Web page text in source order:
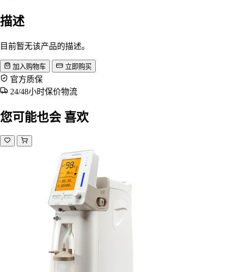
描述
目前暂无该产品的描述。
加入购物车 立即购买
官方质保
24/48小时保价物流
您可能也会 喜欢